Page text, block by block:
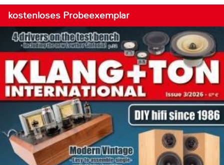
kostenloses Probeexemplar